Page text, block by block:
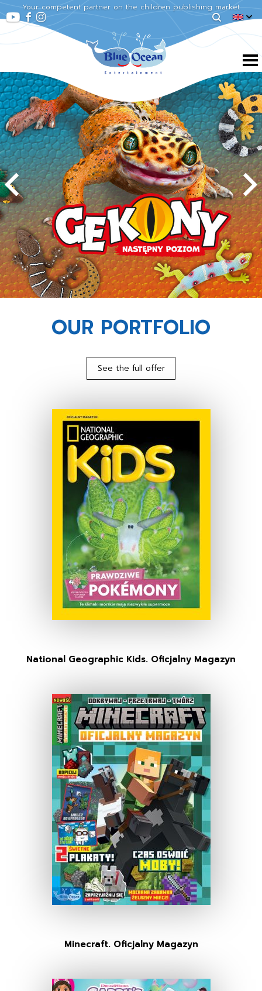
Your competent partner on the children publishing market
OUR PORTFOLIO
See the full offer
National Geographic Kids. Oficjalny Magazyn
Minecraft. Oficjalny Magazyn